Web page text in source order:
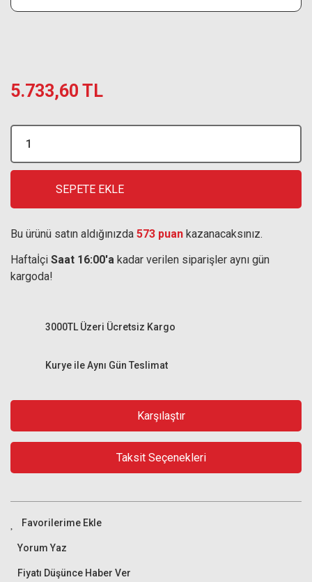
5.733,60 TL
SEPETE EKLE
Bu ürünü satın aldığınızda 573 puan kazanacaksınız.
Haftaİçi Saat 16:00'a kadar verilen siparişler aynı gün
kargoda!
Kurye ile Aynı Gün Teslimat
3000TL Üzeri Ücretsiz Kargo
Karşılaştır
Taksit Seçenekleri
Yorum Yaz
Fiyatı Düşünce Haber Ver